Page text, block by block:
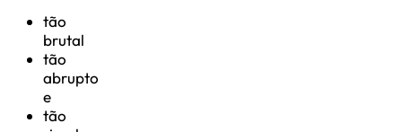
tão
brutal
tão
abrupto
e
tão